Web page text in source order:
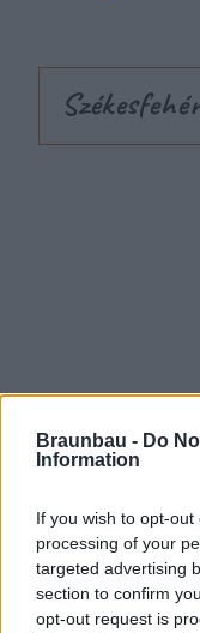
Braunbau - Do
Information
If you wish to opt-
processing of your
targeted advertising
section to confirm
opt-out request is
Hétfő-